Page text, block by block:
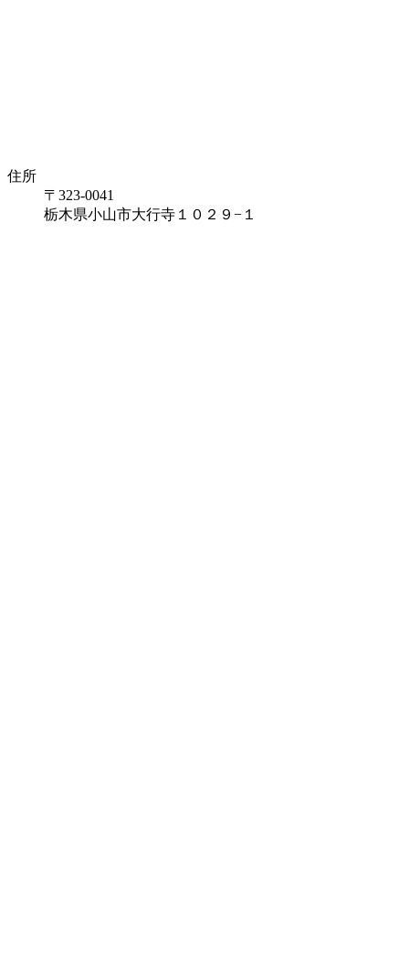
住所
〒323-0041
栃木県小山市大行寺１０２９−１